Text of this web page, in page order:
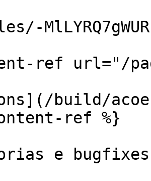
ref url="/
build/
ref %}
e bugfixes